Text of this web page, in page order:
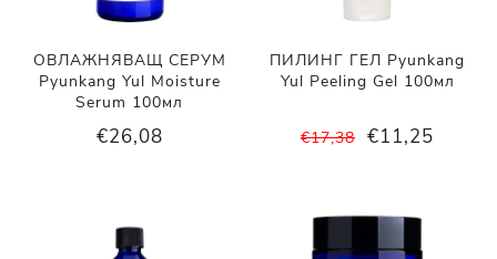
ОВЛАЖНЯВАЩ СЕРУМ
Pyunkang Yul Moisture
Serum 100мл
€26,08
ПИЛИНГ ГЕЛ Pyunkang
Yul Peeling Gel 100мл
€17,38 €11,25